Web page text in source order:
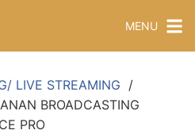
MENU
LIVE STREAMING
BROADCASTING
PRO